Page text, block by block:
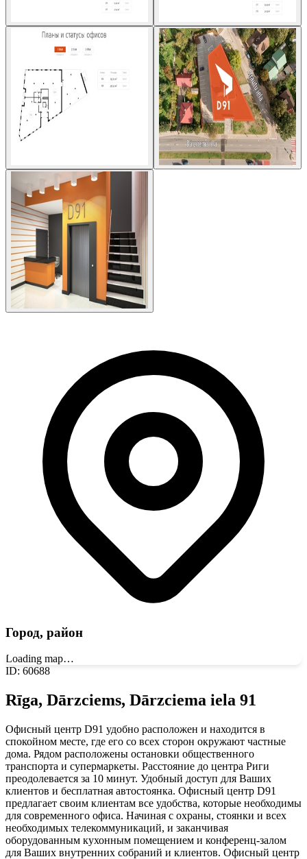
Город, район
Loading map…
ID: 60688
Rīga, Dārzciems, Dārzciema iela 91
Офисный центр D91 удобно расположен и находится в
спокойном месте, где его со всех сторон окружают частные
дома. Рядом расположены остановки общественного
транспорта и супермаркеты. Расстояние до центра Риги
преодолевается за 10 минут. Удобный доступ для Ваших
клиентов и бесплатная автостоянка. Офисный центр D91
предлагает своим клиентам все удобства, которые необходимы
для современного офиса. Начиная с охраны, стоянки и всех
необходимых телекоммуникаций, и заканчивая
оборудованным кухонным помещением и конференц-залом
для Ваших внутренних собраний и клиентов. Офисный центр